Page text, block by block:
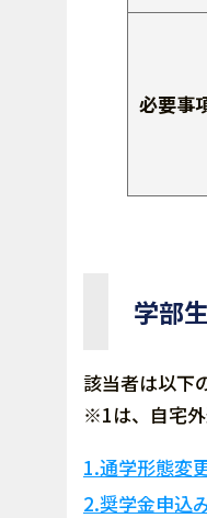
必要事
学部
該当者は以下
※1は、自宅外
1.通学形態変
2.奨学金申込